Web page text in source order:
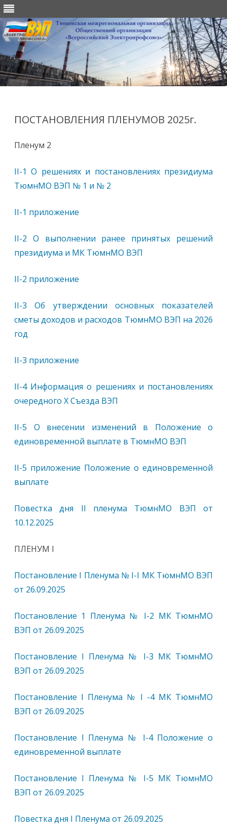
ПОСТАНОВЛЕНИЯ ПЛЕНУМОВ 2025г.
Пленум 2
II-1 О решениях и постановлениях президиума
ТюмнМО ВЭП № 1 и № 2
II-1 приложение
II-2 О выполнении ранее принятых решений
президиума и МК ТюмнМО ВЭП
II-2 приложение
II-3 Об утверждении основных показателей
сметы доходов и расходов ТюмнМО ВЭП на 2026
год
II-3 приложение
II-4 Информация о решениях и постановлениях
очередного Х Съезда ВЭП
II-5 О внесении изменений в Положение о
единовременной выплате в ТюмнМО ВЭП
II-5 приложение Положение о единовременной
выплате
Повестка дня II пленума ТюмнМО ВЭП от
10.12.2025
ПЛЕНУМ I
Постановление I Пленума № I-I МК ТюмнМО ВЭП
от 26.09.2025
Постановление 1 Пленума № I-2 МК ТюмнМО
ВЭП от 26.09.2025
Постановление I Пленума № I-3 МК ТюмнМО
ВЭП от 26.09.2025
Постановление I Пленума № I -4 МК ТюмнМО
ВЭП от 26.09.2025
Постановление I Пленума № I-4 Положение о
единовременной выплате
Постановление I Пленума № I-5 МК ТюмнМО
ВЭП от 26.09.2025
Повестка дня I Пленума от 26.09.2025